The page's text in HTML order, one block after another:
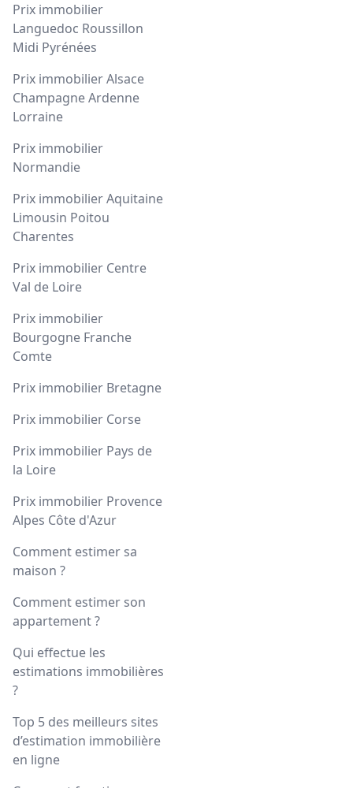
Prix immobilier
Languedoc Roussillon
Midi Pyrénées
Prix immobilier Alsace
Champagne Ardenne
Lorraine
Prix immobilier
Normandie
Prix immobilier Aquitaine
Limousin Poitou
Charentes
Prix immobilier Centre
Val de Loire
Prix immobilier
Bourgogne Franche
Comte
Prix immobilier Bretagne
Prix immobilier Corse
Prix immobilier Pays de
la Loire
Prix immobilier Provence
Alpes Côte d'Azur
Comment estimer sa
maison ?
Comment estimer son
appartement ?
Qui effectue les
estimations immobilières
?
Top 5 des meilleurs sites
d’estimation immobilière
en ligne